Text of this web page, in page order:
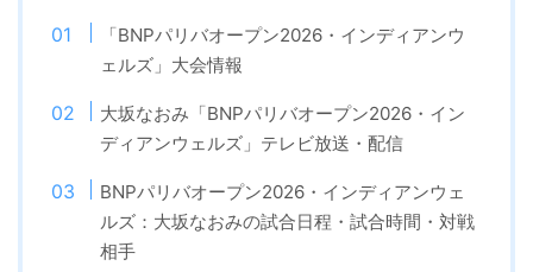
「BNPパリバオープン2026・インディアンウ
ェルズ」大会情報
大坂なおみ「BNPパリバオープン2026・イン
ディアンウェルズ」テレビ放送・配信
BNPパリバオープン2026・インディアンウェ
ルズ：大坂なおみの試合日程・試合時間・対戦
相手